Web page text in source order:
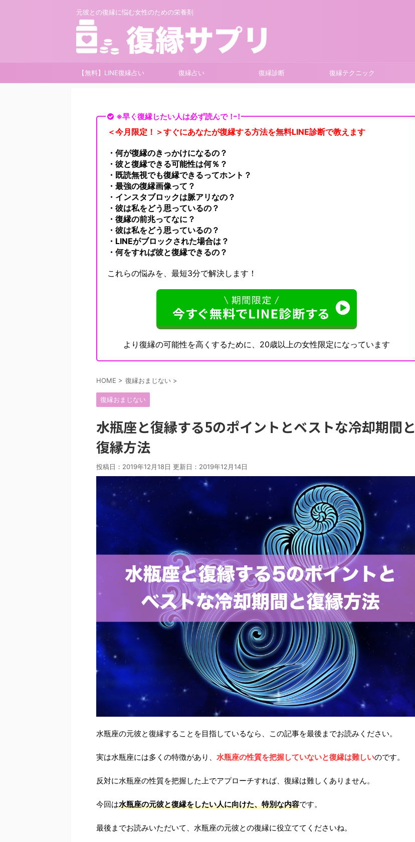
元彼との復縁に悩む女性のための栄養剤
【無料】LINE復縁占い 復縁占い 復縁診断 復縁テクニック
※早く復縁したい人は必ず読んで！！
＜今月限定！＞すぐにあなたが復縁する方法を無料LINE診断で教えます
・何が復縁のきっかけになるの？
・彼と復縁できる可能性は何％？
・既読無視でも復縁できるってホント？
・最強の復縁画像って？
・インスタブロックは脈アリなの？
・彼は私をどう思っているの？
・復縁の前兆ってなに？
・彼は私をどう思っているの？
・LINEがブロックされた場合は？
・何をすれば彼と復縁できるの？
これらの悩みを、最短3分で解決します！
より復縁の可能性を高くするために、20歳以上の女性限定になっています
HOME > 復縁おまじない >
復縁おまじない
水瓶座と復縁する5のポイントとベストな冷却期間と
復縁方法
投稿日：2019年12月18日 更新日： 2019年12月14日
水瓶座の元彼と復縁することを目指しているなら、この記事を最後までお読みください。
実は水瓶座には多くの特徴があり、 水瓶座の性質を把握していないと復縁は難しいのです。
反対に水瓶座の性質を把握した上でアプローチすれば、復縁は難しくありません。
今回は水瓶座の元彼と復縁をしたい人に向けた、特別な内容です。
最後までお読みいただいて、水瓶座の元彼との復縁に役立ててくださいね。